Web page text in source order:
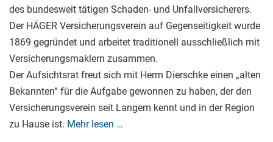
des bundesweit tätigen Schaden- und Unfallversicherers.
Der HÄGER Versicherungsverein auf Gegenseitigkeit wurde
1869 gegründet und arbeitet traditionell ausschließlich mit
Versicherungsmaklern zusammen.
Der Aufsichtsrat freut sich mit Herrn Dierschke einen „alten
Bekannten“ für die Aufgabe gewonnen zu haben, der den
Versicherungsverein seit Langem kennt und in der Region
zu Hause ist. Mehr lesen …